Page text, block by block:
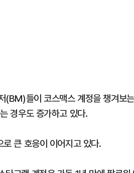
(BM)들이 코스맥스 계정을 챙겨보
경우도 증가하고 있다.
큰 호응이 이어지고 있다.